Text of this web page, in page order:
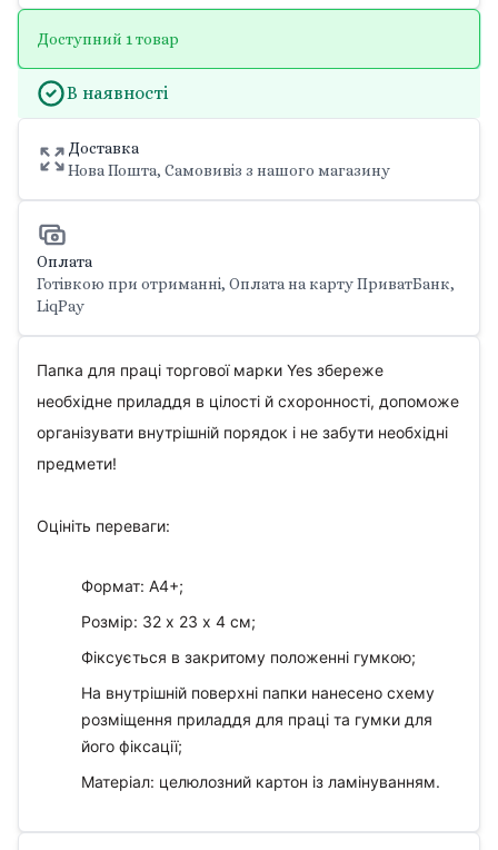
Доступний 1 товар
В наявності
Доставка
Нова Пошта, Самовивіз з нашого магазину
Оплата
Готівкою при отриманні, Оплата на карту ПриватБанк,
LiqPay
Папка для праці торгової марки Yes збереже
необхідне приладдя в цілості й схоронності, допоможе
організувати внутрішній порядок і не забути необхідні
предмети!
Оцініть переваги:
Формат: А4+;
Розмір: 32 х 23 х 4 см;
Фіксується в закритому положенні гумкою;
На внутрішній поверхні папки нанесено схему
розміщення приладдя для праці та гумки для
його фіксації;
Матеріал: целюлозний картон із ламінуванням.